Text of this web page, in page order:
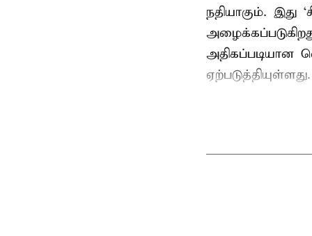
நதியாகும். இது
அதிகப்படியான